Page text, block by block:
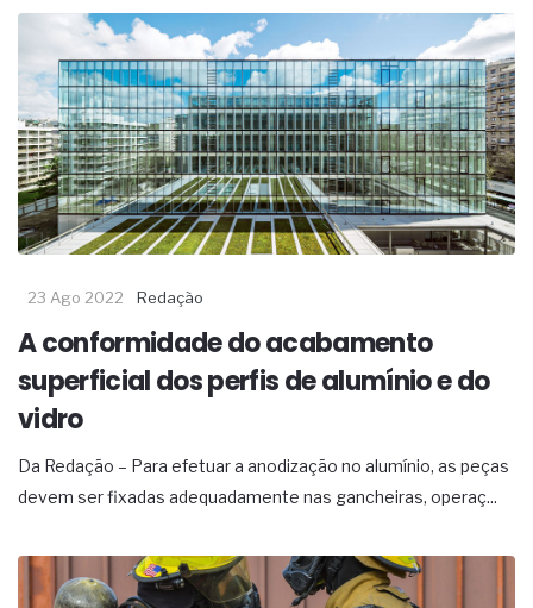
23 Ago 2022 Redação
A conformidade do acabamento
superficial dos perfis de alumínio e do
vidro
Da Redação – Para efetuar a anodização no alumínio, as peças
devem ser fixadas adequadamente nas gancheiras, operaç...